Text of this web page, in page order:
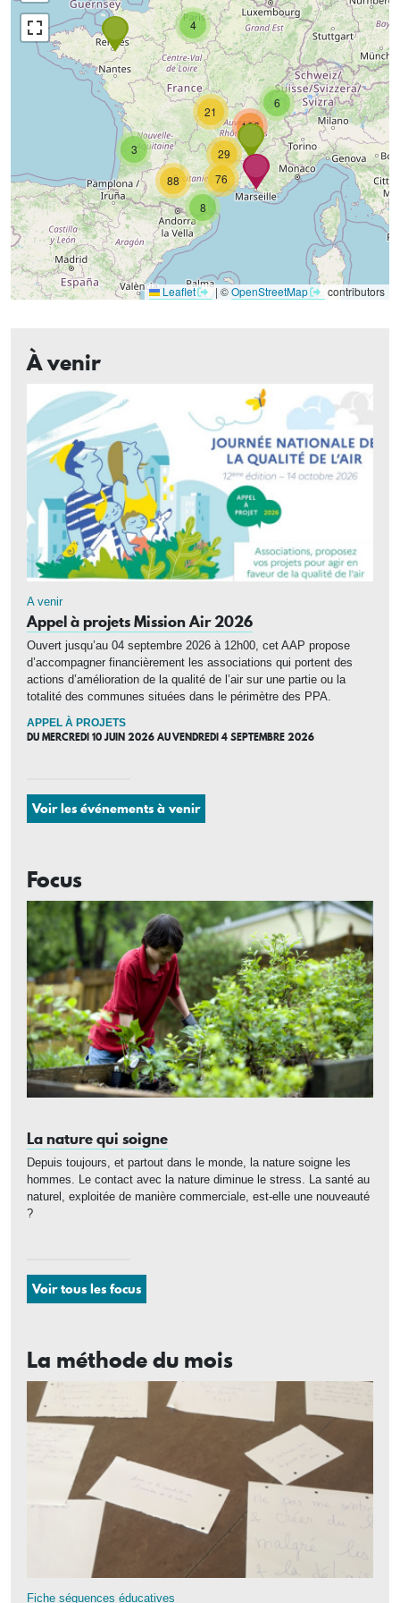
4
3
8
88 76
6
29
21
136
Leaflet | ©OpenStreetMap contributors
À venir
A venir
Appel à projets Mission Air 2026
Ouvert jusqu’au 04 septembre 2026 à 12h00, cet AAP propose
d’accompagner financièrement les associations qui portent des
actions d’amélioration de la qualité de l’air sur une partie ou la
totalité des communes situées dans le périmètre des PPA.
APPEL À PROJETS
DUMERCREDI 10 JUIN 2026AUVENDREDI 4 SEPTEMBRE 2026
Voir les événements à venir
Focus
La nature qui soigne
Depuis toujours, et partout dans le monde, la nature soigne les
hommes. Le contact avec la nature diminue le stress. La santé au
naturel, exploitée de manière commerciale, est-elle une nouveauté
?
Voir tous les focus
La méthode du mois
Fiche séquences éducatives